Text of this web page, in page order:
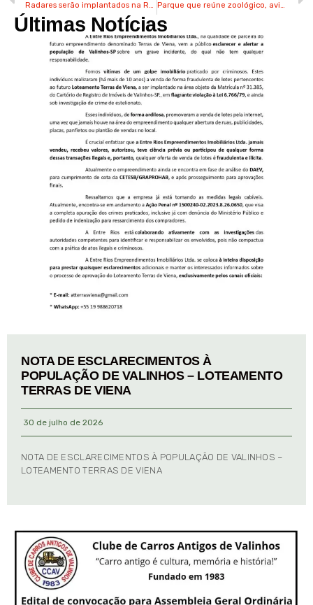
Radares serão implantados na Rod. dos Agricultores em Valinhos Parque que reúne zoológico, aviário e brinquedos é inaugurado em Cotia
Últimas Notícias
NOTA DE ESCLARECIMENTOS À
POPULAÇÃO DE VALINHOS – LOTEAMENTO
TERRAS DE VIENA
30 de julho de 2026
NOTA DE ESCLARECIMENTOS À POPULAÇÃO DE VALINHOS –
LOTEAMENTO TERRAS DE VIENA